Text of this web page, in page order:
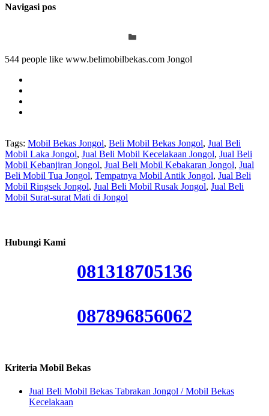
Navigasi pos
544 people like www.belimobilbekas.com Jongol
Tags: Mobil Bekas Jongol, Beli Mobil Bekas Jongol, Jual Beli
Mobil Laka Jongol, Jual Beli Mobil Kecelakaan Jongol, Jual Beli
Mobil Kebanjiran Jongol, Jual Beli Mobil Kebakaran Jongol, Jual
Beli Mobil Tua Jongol, Tempatnya Mobil Antik Jongol, Jual Beli
Mobil Ringsek Jongol, Jual Beli Mobil Rusak Jongol, Jual Beli
Mobil Surat-surat Mati di Jongol
Hubungi Kami
081318705136
087896856062
Kriteria Mobil Bekas
Jual Beli Mobil Bekas Tabrakan Jongol / Mobil Bekas
Kecelakaan